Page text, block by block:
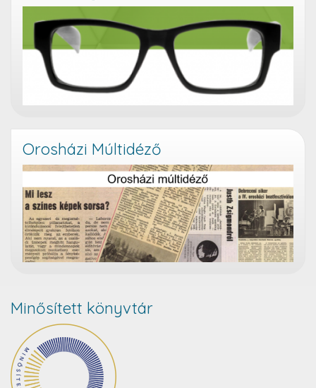
Orosházi Múltidéző
Minősített könyvtár